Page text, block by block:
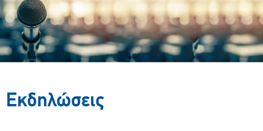
Repository: ΟΜΙΛΙΕΣ
&AMP; ΔΗΛΩΣΕΙΣ EL
Εκδηλώσεις